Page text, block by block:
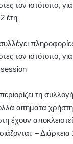
τον ιστότοπο,
έτη
τον ιστότοπο,
session
τη
αιτήματα χρήστη
έχουν
– Διάρκεια